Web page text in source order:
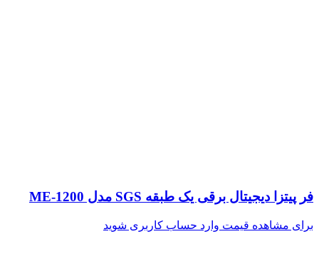
فر پیتزا دیجیتال برقی یک طبقه SGS مدل ME-1200
برای مشاهده قیمت وارد حساب کاربری شوید